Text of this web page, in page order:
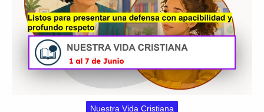
Nuestra Vida Cristiana